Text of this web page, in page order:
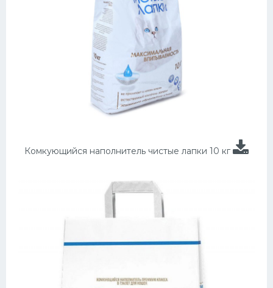
Комкующийся наполнитель чистые лапки 10 кг